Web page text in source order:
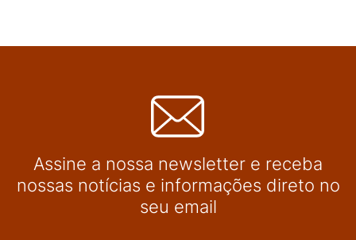
Assine a nossa newsletter e receba
nossas notícias e informações direto no
seu email